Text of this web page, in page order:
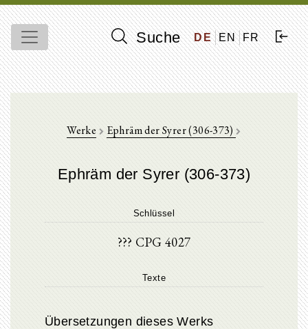
Suche DE EN FR
Werke Ephräm der Syrer (306-373)
Ephräm der Syrer (306-373)
Schlüssel
??? CPG 4027
Texte
Übersetzungen dieses Werks